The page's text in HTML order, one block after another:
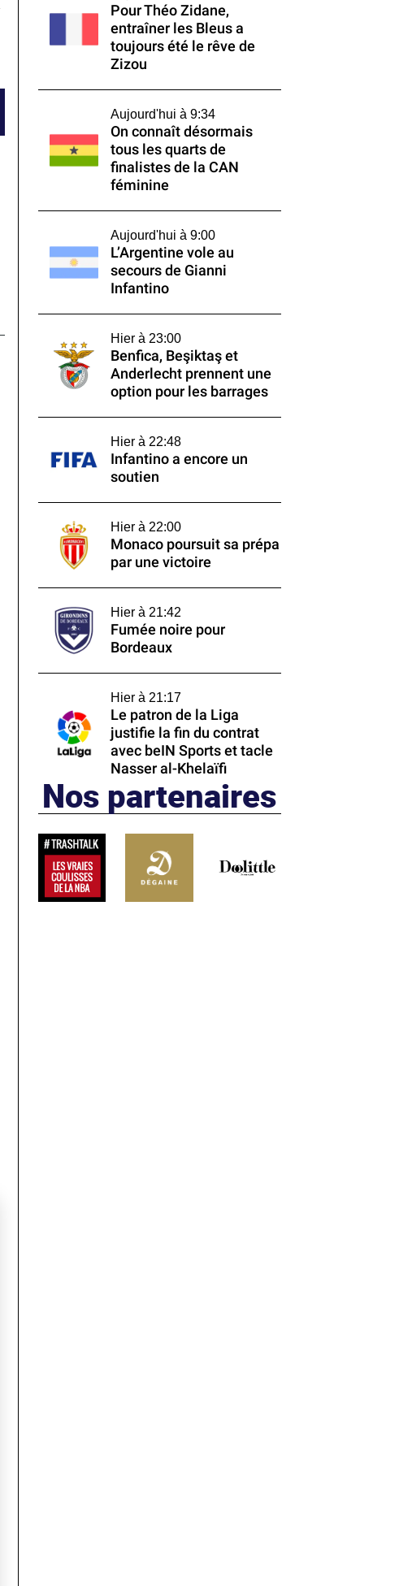
Pour Théo Zidane,
entraîner les Bleus a
toujours été le rêve de
Zizou
Aujourd'hui à 9:34
On connaît désormais
tous les quarts de
finalistes de la CAN
féminine
Aujourd'hui à 9:00
L’Argentine vole au
secours de Gianni
Infantino
Hier à 23:00
Benfica, Beşiktaş et
Anderlecht prennent une
option pour les barrages
Hier à 22:48
Infantino a encore un
soutien
Hier à 22:00
Monaco poursuit sa prépa
par une victoire
Hier à 21:42
Fumée noire pour
Bordeaux
Hier à 21:17
Le patron de la Liga
justifie la fin du contrat
avec beIN Sports et tacle
Nasser al-Khelaïfi
Nos partenaires